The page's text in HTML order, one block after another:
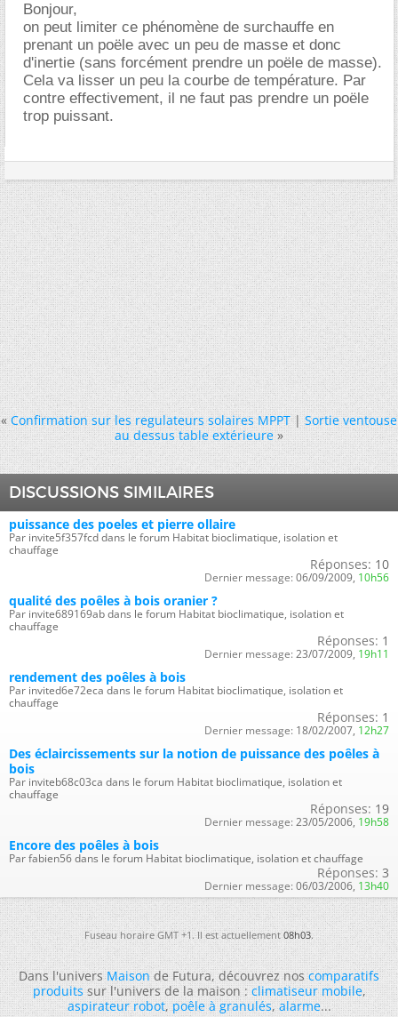
Bonjour,
on peut limiter ce phénomène de surchauffe en
prenant un poële avec un peu de masse et donc
d'inertie (sans forcément prendre un poële de masse).
Cela va lisser un peu la courbe de température. Par
contre effectivement, il ne faut pas prendre un poële
trop puissant.
« Confirmation sur les regulateurs solaires MPPT|Sortie ventouse
au dessus table extérieure »
DISCUSSIONS SIMILAIRES
puissance des poeles et pierre ollaire
Par invite5f357fcd dans le forum Habitat bioclimatique, isolation et
chauffage
Réponses: 10
Dernier message: 06/09/2009, 10h56
qualité des poêles à bois oranier ?
Par invite689169ab dans le forum Habitat bioclimatique, isolation et
chauffage
Réponses: 1
Dernier message: 23/07/2009, 19h11
rendement des poêles à bois
Par invited6e72eca dans le forum Habitat bioclimatique, isolation et
chauffage
Réponses: 1
Dernier message: 18/02/2007, 12h27
Des éclaircissements sur la notion de puissance des poêles à
bois
Par inviteb68c03ca dans le forum Habitat bioclimatique, isolation et
chauffage
Réponses: 19
Dernier message: 23/05/2006, 19h58
Encore des poêles à bois
Par fabien56 dans le forum Habitat bioclimatique, isolation et chauffage
Réponses: 3
Dernier message: 06/03/2006, 13h40
Fuseau horaire GMT +1. Il est actuellement08h03.
Dans l'universMaisonde Futura, découvrez noscomparatifs
produitssur l'univers de la maison :climatiseur mobile,
aspirateur robot,poêle à granulés,alarme...